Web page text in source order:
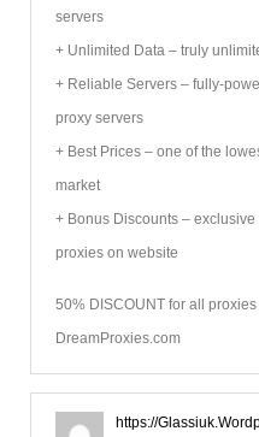
servers
+ Unlimited Data – truly
+ Reliable Servers – fully-
proxy servers
+ Best Prices – one of the
market
+ Bonus Discounts –
proxies on website
50% DISCOUNT for all
DreamProxies.com
https://